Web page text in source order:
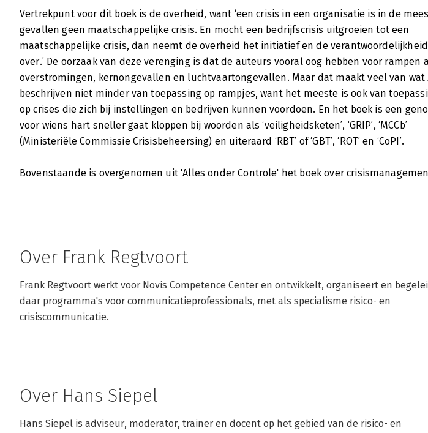
Vertrekpunt voor dit boek is de overheid, want ‘een crisis in een organisatie is in de
gevallen geen maatschappelijke crisis. En mocht een bedrijfscrisis uitgroeien tot een
maatschappelijke crisis, dan neemt de overheid het initiatief en de verantwoordelijkheid
over.’ De oorzaak van deze verenging is dat de auteurs vooral oog hebben voor rampen
overstromingen, kernongevallen en luchtvaartongevallen. Maar dat maakt veel van wat
beschrijven niet minder van toepassing op rampjes, want het meeste is ook van
op crises die zich bij instellingen en bedrijven kunnen voordoen. En het boek is een
voor wiens hart sneller gaat kloppen bij woorden als ‘veiligheidsketen’, ‘GRIP’, ‘MCCb’
(Ministeriële Commissie Crisisbeheersing) en uiteraard ‘RBT’ of ‘GBT’, ‘ROT’ en ‘CoPI’.
Bovenstaande is overgenomen uit 'Alles onder Controle' het boek over
Over Frank Regtvoort
Frank Regtvoort werkt voor Novis Competence Center en ontwikkelt, organiseert en
daar programma's voor communicatieprofessionals, met als specialisme risico- en
crisiscommunicatie.
Over Hans Siepel
Hans Siepel is adviseur, moderator, trainer en docent op het gebied van de risico- en